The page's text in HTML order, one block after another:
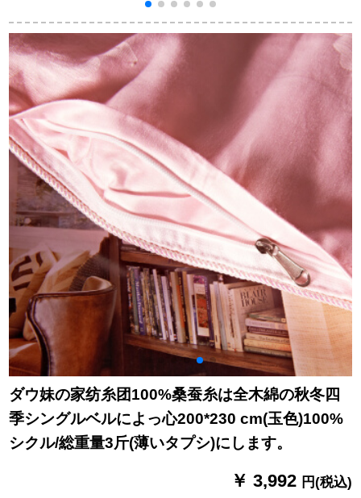
ォーウォーウォーウ
ォーウォーウォーウ
ォーキングキングキ
ング薄型布団夏被芳
菲年月150*200 cm
められて厚く挂けら
れています。布团の
清雅な印纸の冬の厚
さを固めます。
被単ダブル保温被心
ブラレス180*220
cm/2.5 kg【シンガ増
加大-标准冬被】
ダウ妹の家纺糸团100%桑蚕糸は全木綿の秋冬四
季シングルベルによっ心200*230 cm(玉色)100%
シクル/総重量3斤(薄いタプシ)にします。
￥ 3,992 円(税込)